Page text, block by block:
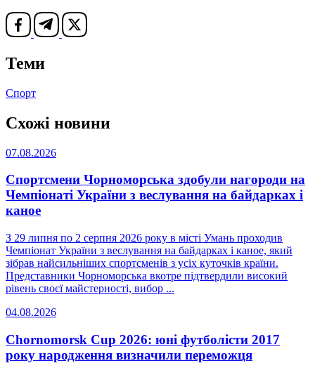
Теми
Спорт
Схожі новини
07.08.2026
Спортсмени Чорноморська здобули нагороди на
Чемпіонаті України з веслування на байдарках і
каное
З 29 липня по 2 серпня 2026 року в місті Умань проходив
Чемпіонат України з веслування на байдарках і каное, який
зібрав найсильніших спортсменів з усіх куточків країни.
Представники Чорноморська вкотре підтвердили високий
рівень своєї майстерності, вибор ...
04.08.2026
Chornomorsk Cup 2026: юні футболісти 2017
року народження визначили переможця